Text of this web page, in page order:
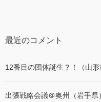
最近のコメント
12番目の団体誕生？！（山形
出張戦略会議＠奥州（岩手県）